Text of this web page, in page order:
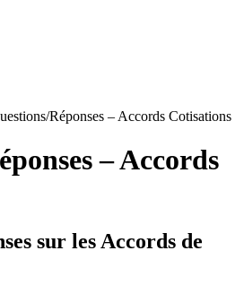
Réponses – Accords Cotisations
– Accords
sur les Accords de